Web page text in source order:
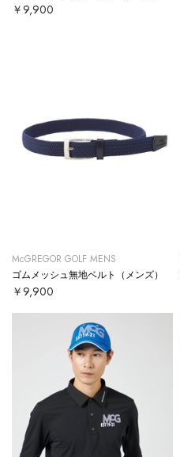
￥9,900
McGREGOR GOLF MENS
ゴムメッシュ無地ベルト（メンズ）
￥9,900